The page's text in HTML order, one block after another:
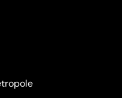
(ouvre dans une